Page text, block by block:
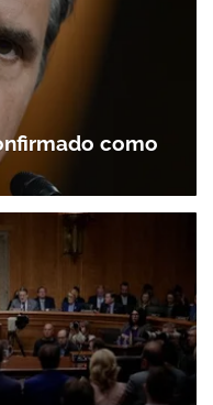
como